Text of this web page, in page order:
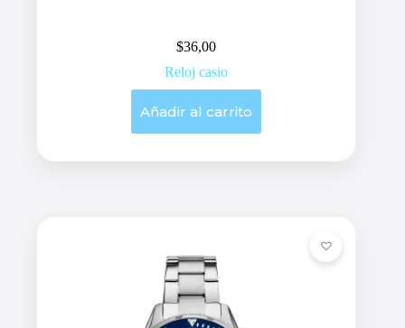
$36,00
Reloj casio
Añadir al carrito